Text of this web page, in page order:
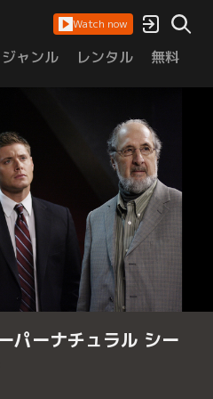
Watch now
ジャンル レンタル 無料
パーナチュラル シー